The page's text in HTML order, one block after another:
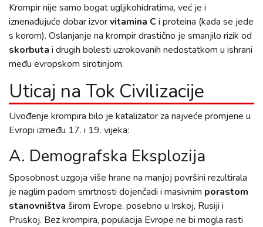
Krompir nije samo bogat ugljikohidratima, već je i
iznenađujuće dobar izvorvitamina Ci proteina (kada se jede
s korom). Oslanjanje na krompir drastično je smanjilo rizik od
skorbuta i drugih bolesti uzrokovanih nedostatkom u ishrani
među evropskom sirotinjom.
Uticaj na Tok Civilizacije
Uvođenje krompira bilo je katalizator za najveće promjene u
Evropi između 17. i 19. vijeka:
A. Demografska Eksplozija
Sposobnost uzgoja više hrane na manjoj površini rezultirala
je naglim padom smrtnosti dojenčadi i masivnim porastom
stanovništva širom Evrope, posebno u Irskoj, Rusiji i
Pruskoj. Bez krompira, populacija Evrope ne bi mogla rasti